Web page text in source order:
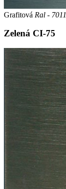
Grafitová Ral - 7011
Zelená CI-75